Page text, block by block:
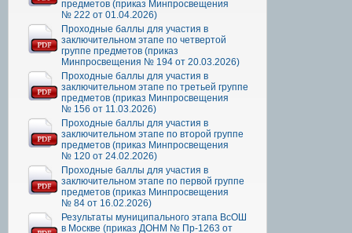
предметов (приказ Минпросвещения
№ 222 от 01.04.2026)
Проходные баллы для участия в
заключительном этапе по четвертой
группе предметов (приказ
Минпросвещения № 194 от 20.03.2026)
Проходные баллы для участия в
заключительном этапе по третьей группе
предметов (приказ Минпросвещения
№ 156 от 11.03.2026)
Проходные баллы для участия в
заключительном этапе по второй группе
предметов (приказ Минпросвещения
№ 120 от 24.02.2026)
Проходные баллы для участия в
заключительном этапе по первой группе
предметов (приказ Минпросвещения
№ 84 от 16.02.2026)
Результаты муниципального этапа ВсОШ
в Москве (приказ ДОНМ № Пр-1263 от